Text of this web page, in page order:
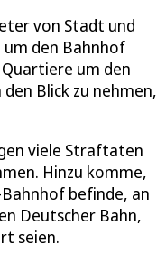
von Stadt und
um den Bahnhof
um den
Blick zu nehmen,
viele Straftaten
Hinzu komme,
befinde, an
Deutscher Bahn,
seien.